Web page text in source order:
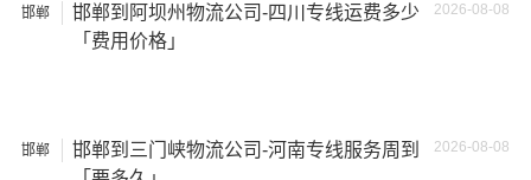
温馨提示
★ 由于货运运输比较特殊，请您托运之前仔细清点您所托
邯郸 2026-08-08
邯郸到阿坝州物流公司-四川专线运费多少
「费用价格」
邯郸 2026-08-08
邯郸到三门峡物流公司-河南专线服务周到